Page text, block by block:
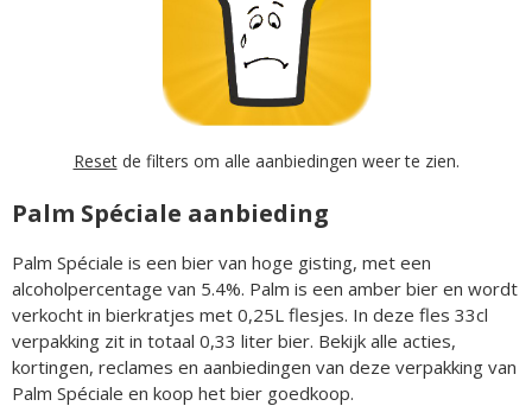
Resetde filters om alle aanbiedingen weer te zien.
Palm Spéciale aanbieding
Palm Spéciale is een bier van hoge gisting, met een
alcoholpercentage van 5.4%. Palm is een amber bier en wordt
verkocht in bierkratjes met 0,25L flesjes. In deze fles 33cl
verpakking zit in totaal 0,33 liter bier. Bekijk alle acties,
kortingen, reclames en aanbiedingen van deze verpakking van
Palm Spéciale en koop het bier goedkoop.